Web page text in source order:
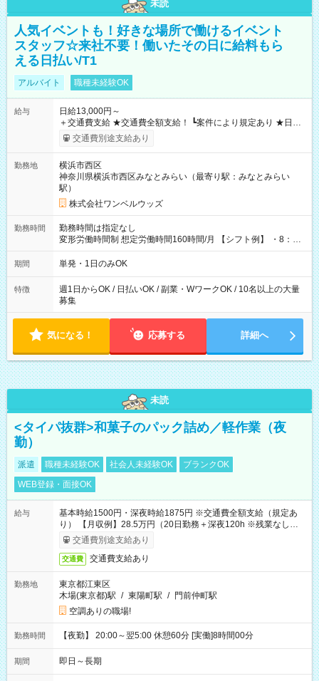
未読
人気イベントも！好きな場所で働けるイベント
スタッフ☆来社不要！働いたその日に給料もら
える日払い/T1
アルバイト 職種未経験OK
給与
日給13,000円～
＋交通費支給 ★交通費全額支給！ ┗案件により規定あり ★日払
いOK！（規定あり） ┗働いたその日に現金GET♪ お仕事後はコ
ンビニATMから 日払い分を引き落とせます！ 【試用期間】試
交通費別途支給あり
勤務地
横浜市西区
神奈川県横浜市西区みなとみらい（最寄り駅：みなとみらい
駅）
株式会社ワンベルウッズ
勤務時間
勤務時間は指定なし
変形労働時間制 想定労働時間160時間/月 【シフト例】 ・8：00
～21：00
期間 単発・1日のみOK
特徴
週1日からOK / 日払いOK / 副業・WワークOK / 10名以上の大量
募集
気になる！ 応募する 詳細へ
未読
<タイパ抜群>和菓子のパック詰め／軽作業（夜
勤）
派遣 職種未経験OK 社会人未経験OK
ブランクOK
WEB登録・面接OK
給与
基本時給1500円・深夜時給1875円 ※交通費全額支給（規定あ
り） 【月収例】28.5万円（20日勤務＋深夜120h ※残業なしの場
合）交通費別途支給あり
交通費 交通費支給あり
勤務地
東京都江東区
木場(東京都)駅 / 東陽町駅 / 門前仲町駅
空調ありの職場!
勤務時間 【夜勤】 20:00～翌5:00 休憩60分 [実働]8時間00分
期間 即日～長期